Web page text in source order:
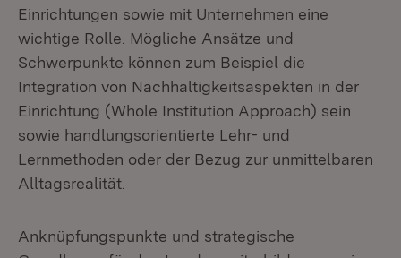
Einrichtungen sowie mit Unternehmen eine
wichtige Rolle. Mögliche Ansätze und
Schwerpunkte können zum Beispiel die
Integration von Nachhaltigkeitsaspekten in der
Einrichtung (Whole Institution Approach) sein
sowie handlungsorientierte Lehr- und
Lernmethoden oder der Bezug zur unmittelbaren
Alltagsrealität.
Anknüpfungspunkte und strategische